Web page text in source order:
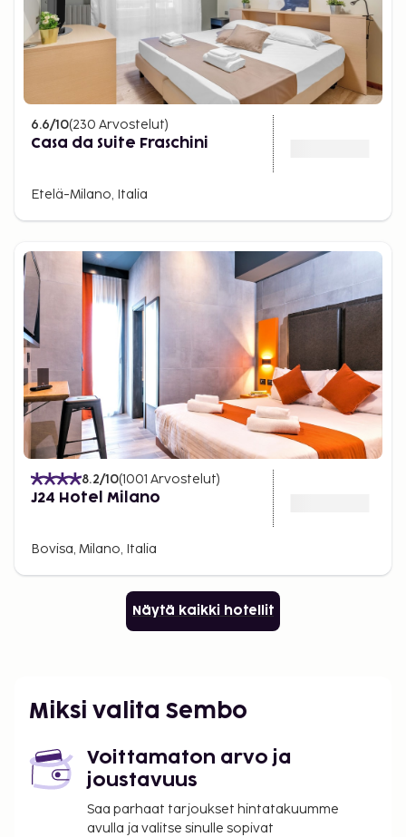
6.6/10(230 Arvostelut)
Casa da Suite Fraschini
Etelä-Milano, Italia
8.2/10(1001 Arvostelut)
J24 Hotel Milano
Bovisa, Milano, Italia
Näytä kaikki hotellit
Miksi valita Sembo
Voittamaton arvo ja
joustavuus
Saa parhaat tarjoukset hintatakuumme
avulla ja valitse sinulle sopivat